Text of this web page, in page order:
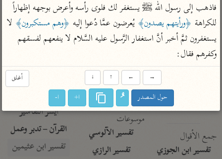
Type 2 or more characters for results.
Type 1 or more
characters for results.
أمّهات
تفسير الطبري
تفسير ابن كثير
تفسير البغوي
جمع الأقوال
تفسير ابن الجوزي
عامّة
فتح القدير للشوكاني
تفسير ابن جزي
موسوعات
تفسير الآلوسي
تفسير الرازي
معاصرة
الميسر
المختصر في
تفسير السعدي
أيسر التفاسير
القرآن – تدبر وعمل
تفسير ابن عثيمين
فاذهب إلى رسول الله ﷺ يستغفر لك فلوى رأسه وأعرض بوجهه إظهاراً
للكراهة ﴿ورأيتهم يصدون﴾ يُعرضون عمَّا دُعوا إليه ﴿وهم مستكبرون﴾
وكفرهم فقال:
أغلق →
←
↑
↓
حول المصدر ا+ ا-